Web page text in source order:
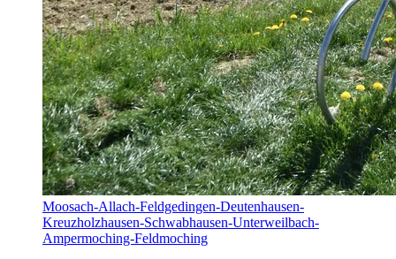
Moosach-Allach-Feldgedingen-Deutenhausen-
Kreuzholzhausen-Schwabhausen-Unterweilbach-
Ampermoching-Feldmoching